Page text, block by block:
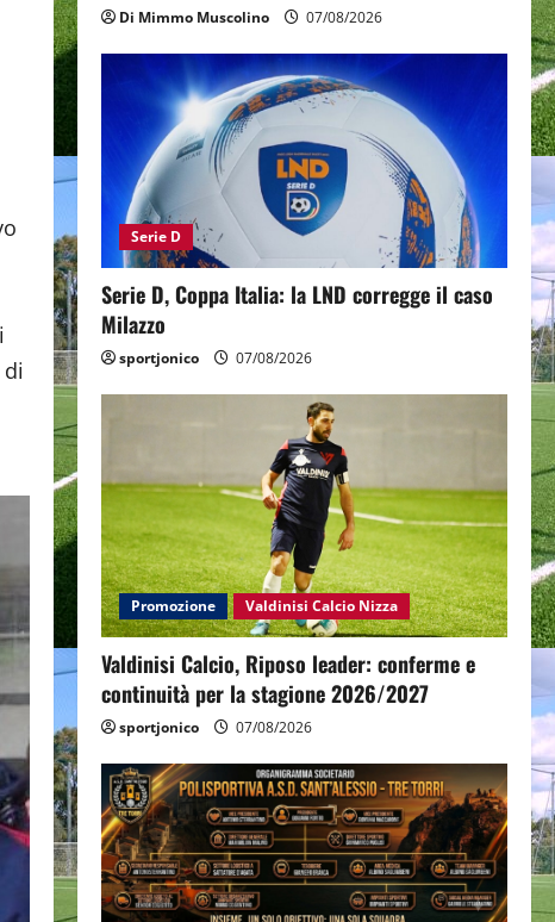
Di Mimmo Muscolino 07/08/2026
Serie D
Serie D, Coppa Italia: la LND corregge il caso
Milazzo
sportjonico 07/08/2026
Promozione Valdinisi Calcio Nizza
Valdinisi Calcio, Riposo leader: conferme e
continuità per la stagione 2026/2027
sportjonico 07/08/2026